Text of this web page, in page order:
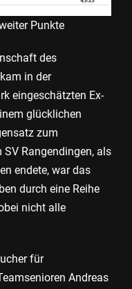
Punkte
des
in der
eingeschätzten Ex-
glücklichen
zum
Rangendingen, als
endete, war das
durch eine Reihe
nicht alle
für
Andreas